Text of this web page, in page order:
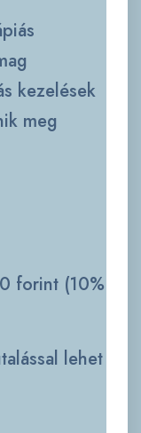
kezelések
meg
forint (10%
lehet